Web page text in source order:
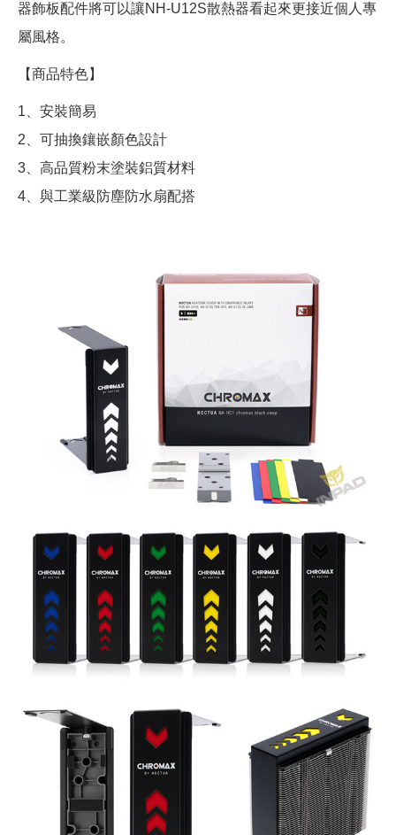
器飾板配件將可以讓NH-U12S散熱器看起來更接近個人專
屬風格。
【商品特色】
1、安裝簡易
2、可抽換鑲嵌顏色設計
3、高品質粉末塗裝鋁質材料
4、與工業級防塵防水扇配搭